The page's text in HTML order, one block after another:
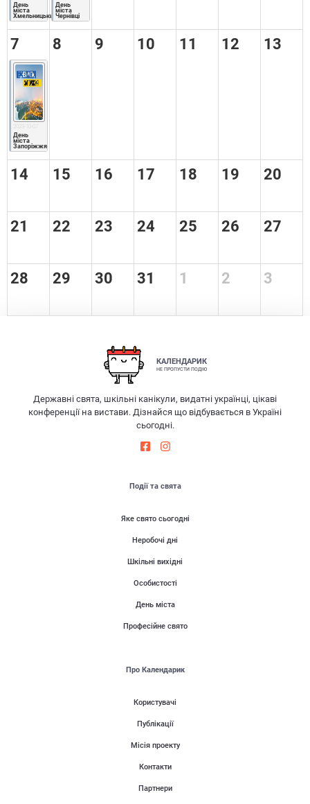
День
міста
Хмельницький
День
міста
Чернівці
7
2023-10-07
День
міста
Запоріжжя
8 9 10 11 12 13
14 15 16 17 18 19 20
21 22 23 24 25 26 27
28 29 30 31 1 2 3
КАЛЕНДАРИК
НЕ ПРОПУСТИ ПОДІЮ
Державні свята, шкільні канікули, видатні українці, цікаві
конференції на вистави. Дізнайся що відбувається в Україні
сьогодні.
Події та свята
Яке свято сьогодні
Неробочі дні
Шкільні вихідні
Особистості
День міста
Професійне свято
Про Календарик
Користувачі
Публікації
Місія проекту
Контакти
Партнери